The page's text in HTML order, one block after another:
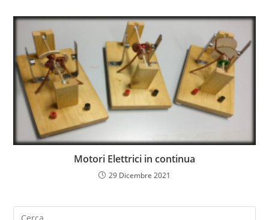
Motori Elettrici in continua
29 Dicembre 2021